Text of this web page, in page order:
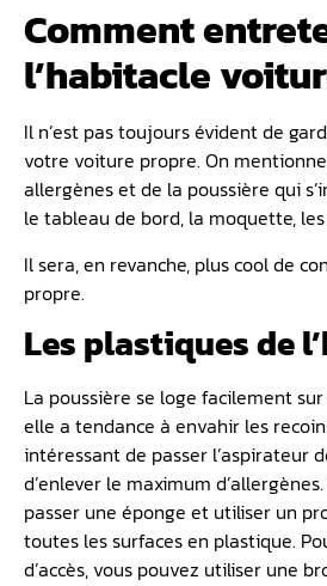
Comment
l’habitacle
Il n’est pas toujours évident de
votre voiture propre. On
allergènes et de la poussière qui
le tableau de bord, la moquette,
Il sera, en revanche, plus cool de
propre.
Les plastiques de
La poussière se loge facilement
elle a tendance à envahir les
intéressant de passer l’aspirateur
d’enlever le maximum
passer une éponge et utiliser un
toutes les surfaces en plastique.
d’accès, vous pouvez utiliser une